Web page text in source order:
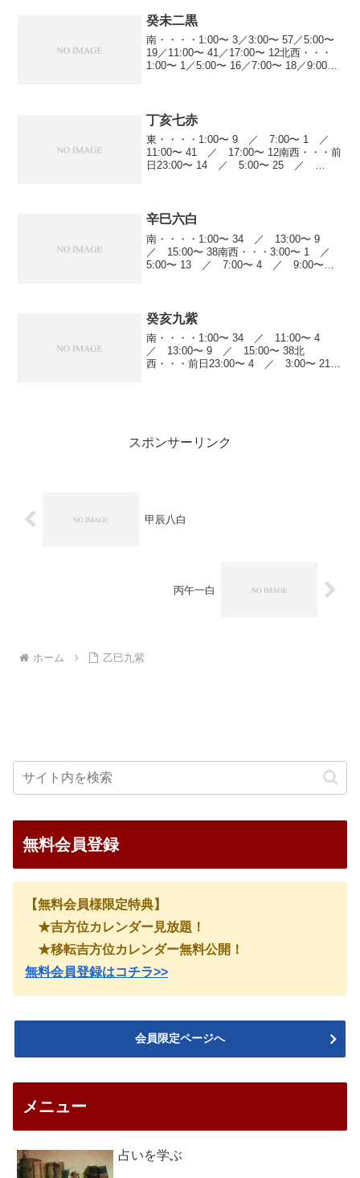
癸未二黒
南・・・・1:00〜 3／3:00〜 57／5:00〜
19／11:00〜 41／17:00〜 12北西・・・
1:00〜 1／5:00〜 16／7:00〜 18／9:00〜
丁亥七赤
東・・・・1:00〜 9 ／ 7:00〜 1 ／
11:00〜 41 ／ 17:00〜 12南西・・・前
日23:00〜 14 ／ 5:00〜 25 ／
辛巳六白
南・・・・1:00〜 34 ／ 13:00〜 9
／ 15:00〜 38南西・・・3:00〜 1 ／
5:00〜 13 ／ 7:00〜 4 ／ 9:00〜
癸亥九紫
南・・・・1:00〜 34 ／ 11:00〜 4
／ 13:00〜 9 ／ 15:00〜 38北
西・・・前日23:00〜 4 ／ 3:00〜 21
スポンサーリンク
甲辰八白
丙午一白
ホーム 乙巳九紫
無料会員登録
【無料会員様限定特典】
★吉方位カレンダー見放題！
★移転吉方位カレンダー無料公開！
無料会員登録はコチラ>>
会員限定ページへ
メニュー
占いを学ぶ